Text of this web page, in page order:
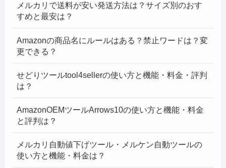
メルカリで送料が安い発送方法は？サイズ別のおす
すめと最安は？
Amazonの商品名にルールはある？禁止ワードは？変
更できる？
せどりツールtool4sellerの使い方と機能・料金・評判
は？
AmazonOEMツールArrows10の使い方と機能・料金
と評判は？
メルカリ自動値下げツール・メルケン自動ツールの
使い方と機能・料金は？